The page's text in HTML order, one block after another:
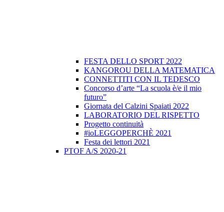
FESTA DELLO SPORT 2022
KANGOROU DELLA MATEMATICA
CONNETTITI CON IL TEDESCO
Concorso d’arte “La scuola è/e il mio
futuro”
Giornata del Calzini Spaiati 2022
LABORATORIO DEL RISPETTO
Progetto continuità
#ioLEGGOPERCHÈ 2021
Festa dei lettori 2021
PTOF A/S 2020-21